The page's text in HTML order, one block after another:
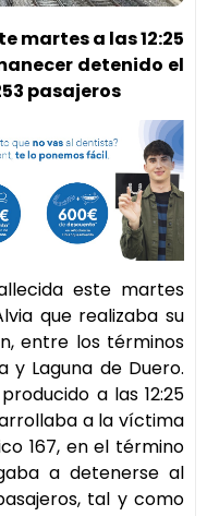
martes a las 12:25
detenido el
pasajeros
este martes
que realizaba su
entre los términos
y Laguna de Duero.
a las 12:25
arrollaba a la víctima
167, en el término
a detenerse al
tal y como